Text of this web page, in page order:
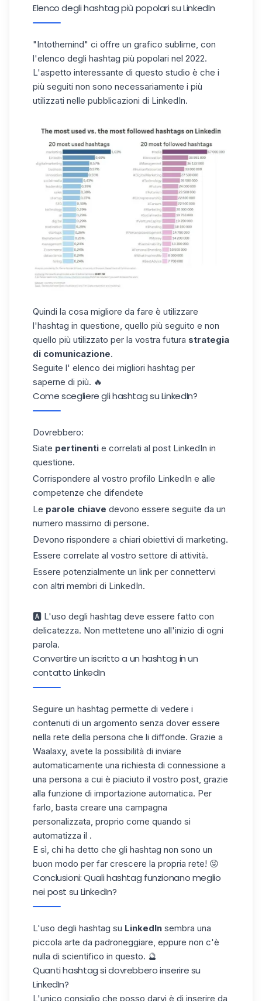
Elenco degli hashtag più popolari su LinkedIn
"Intothemind" ci offre un grafico sublime, con
l'elenco degli hashtag più popolari nel 2022.
L'aspetto interessante di questo studio è che i
più seguiti non sono necessariamente i più
utilizzati nelle pubblicazioni di LinkedIn.
Quindi la cosa migliore da fare è utilizzare
l'hashtag in questione, quello più seguito e non
quello più utilizzato per la vostra futura strategia
di comunicazione.
Seguite l' elenco dei migliori hashtag per
saperne di più. 🔥
Come scegliere gli hashtag su LinkedIn?
Dovrebbero:
Siate pertinenti e correlati al post LinkedIn in
questione.
Corrispondere al vostro profilo LinkedIn e alle
competenze che difendete
Le parole chiave devono essere seguite da un
numero massimo di persone.
Devono rispondere a chiari obiettivi di marketing.
Essere correlate al vostro settore di attività.
Essere potenzialmente un link per connettervi
con altri membri di LinkedIn.
🅰 L'uso degli hashtag deve essere fatto con
delicatezza. Non mettetene uno all'inizio di ogni
parola.
Convertire un iscritto a un hashtag in un
contatto LinkedIn
Seguire un hashtag permette di vedere i
contenuti di un argomento senza dover essere
nella rete della persona che li diffonde. Grazie a
Waalaxy, avete la possibilità di inviare
automaticamente una richiesta di connessione a
una persona a cui è piaciuto il vostro post, grazie
alla funzione di importazione automatica. Per
farlo, basta creare una campagna
personalizzata, proprio come quando si
automatizza il .
E sì, chi ha detto che gli hashtag non sono un
buon modo per far crescere la propria rete! 😜
Conclusioni: Quali hashtag funzionano meglio
nei post su LinkedIn?
L'uso degli hashtag su LinkedIn sembra una
piccola arte da padroneggiare, eppure non c'è
nulla di scientifico in questo. 🔮
Quanti hashtag si dovrebbero inserire su
LinkedIn?
L'unico consiglio che posso darvi è di inserire da